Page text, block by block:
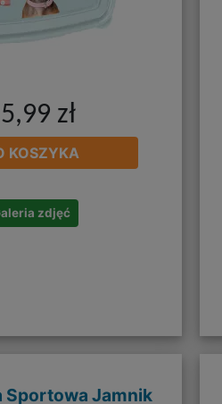
zł
KOSZYKA
zdjęć
Sportowa Jamnik